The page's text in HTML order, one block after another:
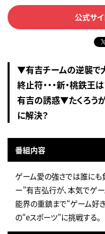
公式サイ
▼有吉チームの逆襲で
終止符・・・新・桃鉄王
有吉の誘惑▼たくろう
に解決？
番組内容
ゲーム愛の強さでは誰に
ー”有吉弘行が、本気でゲー
能界の重鎮まで“ゲーム好
の“eスポーツ”に挑戦する。